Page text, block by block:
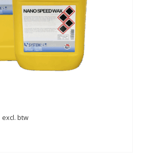
Prijsklasse:
excl. btw